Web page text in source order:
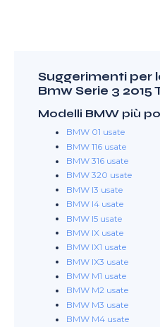
Suggerimenti per
Bmw Serie 3 2015
Modelli BMW più
BMW 01 usate
BMW 116 usate
BMW 316 usate
BMW 320 usate
BMW I3 usate
BMW I4 usate
BMW I5 usate
BMW IX usate
BMW IX1 usate
BMW IX3 usate
BMW M1 usate
BMW M2 usate
BMW M3 usate
BMW M4 usate